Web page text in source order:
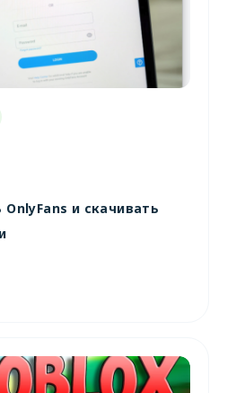
и скачивать